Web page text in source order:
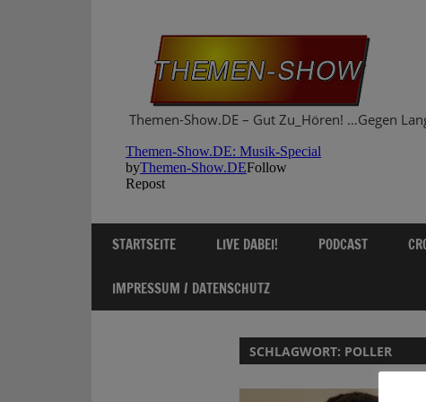
Themen-Show.DE – Gut Zu_Hören! …Gegen
STARTSEITE LIVE DABEI! PODCAST
IMPRESSUM / DATENSCHUTZ
SCHLAGWORT: POLLER